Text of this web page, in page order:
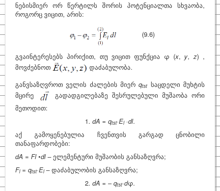
ზოგადი ფიზიკა
კითხვა–პასუხი
საიტის შესახებ
ნებისმიერ ორ წერტილს შორის პოტენციალთა სხვაობა,
როგორც ვიცით, არის:
(9.6)
გვაინტერესებს პირიქით, თუ ვიცით ფუნქცია φ (x, y,z) ,
მოვძებნოთ
დაძაბულობა.
განვსაზღვროთ ველის ძალების მიერqtst საცდელი მუხტის
მცირე
გადადგილებაზე შესრულებული მუშაობა ორი
მეთოდით:
1. dA = qtst·El ·dl.
აქ გამოყენებულია ჩვენთვის გარგად ცნობილი
თანაფარდობები:
dA = Fl•dl– ელემენტური მუშაობის განსაზღვრა;
Fl = qtst·El – დაძაბულობის განსაზღვრა;
2. dA = –qtst·dφ.